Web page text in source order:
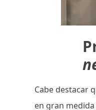
Cabe destacar
en gran